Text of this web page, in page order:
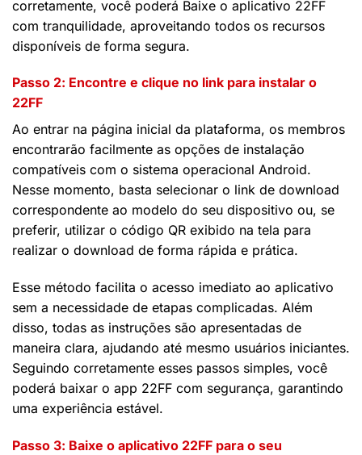
corretamente, você poderá Baixe o aplicativo 22FF
com tranquilidade, aproveitando todos os recursos
disponíveis de forma segura.
Passo 2: Encontre e clique no link para instalar o
22FF
Ao entrar na página inicial da plataforma, os membros
encontrarão facilmente as opções de instalação
compatíveis com o sistema operacional Android.
Nesse momento, basta selecionar o link de download
correspondente ao modelo do seu dispositivo ou, se
preferir, utilizar o código QR exibido na tela para
realizar o download de forma rápida e prática.
Esse método facilita o acesso imediato ao aplicativo
sem a necessidade de etapas complicadas. Além
disso, todas as instruções são apresentadas de
maneira clara, ajudando até mesmo usuários iniciantes.
Seguindo corretamente esses passos simples, você
poderá baixar o app 22FF com segurança, garantindo
uma experiência estável.
Passo 3: Baixe o aplicativo 22FF para o seu